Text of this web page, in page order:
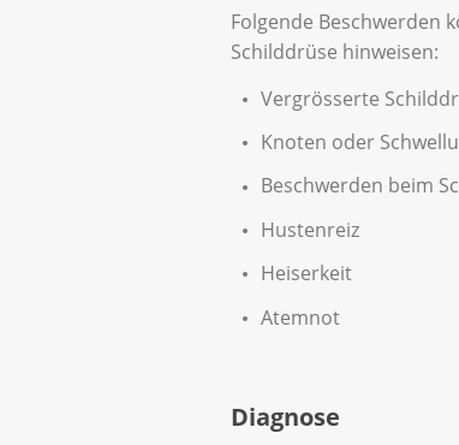
Folgende Beschwerden
Schilddrüse hinweisen:
Vergrösserte
Knoten oder
Beschwerden beim
Hustenreiz
Heiserkeit
Atemnot
Diagnose